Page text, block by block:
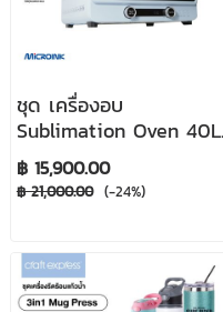
ชุด เครื่องอบ
Sublimation Oven 40L
เพื่องานอบแก้ว และ
กระบอกน้ำได้เต็มใบ
฿ 15,900.00
฿ 21,000.00 (-24%)